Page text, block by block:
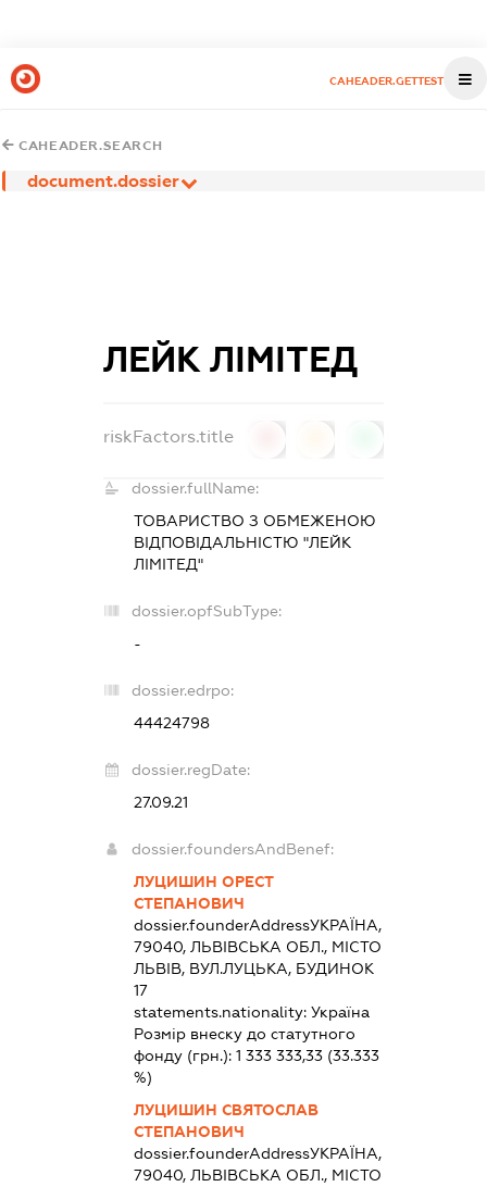
CAHEADER.GETTEST
CAHEADER.SEARCH
document.dossier
ЛЕЙК ЛІМІТЕД
riskFactors.title
dossier.fullName:
ТОВАРИСТВО З ОБМЕЖЕНОЮ
ВІДПОВІДАЛЬНІСТЮ "ЛЕЙК
ЛІМІТЕД"
dossier.opfSubType:
-
dossier.edrpo:
44424798
dossier.regDate:
27.09.21
dossier.foundersAndBenef:
ЛУЦИШИН ОРЕСТ
СТЕПАНОВИЧ
dossier.founderAddressУКРАЇНА,
79040, ЛЬВІВСЬКА ОБЛ., МІСТО
ЛЬВІВ, ВУЛ.ЛУЦЬКА, БУДИНОК
17
statements.nationality:Україна
Розмір внеску до статутного
фонду (грн.):1 333 333,33 (33.333
%)
ЛУЦИШИН СВЯТОСЛАВ
СТЕПАНОВИЧ
dossier.founderAddressУКРАЇНА,
79040, ЛЬВІВСЬКА ОБЛ., МІСТО